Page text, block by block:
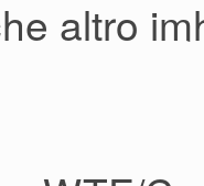
altro